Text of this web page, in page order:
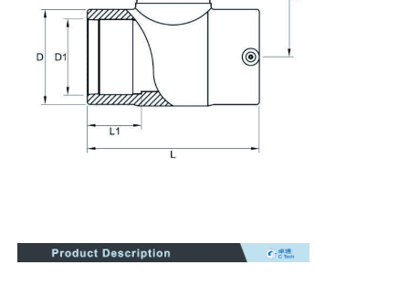
Visite d'usine
Contrôle de la qualité